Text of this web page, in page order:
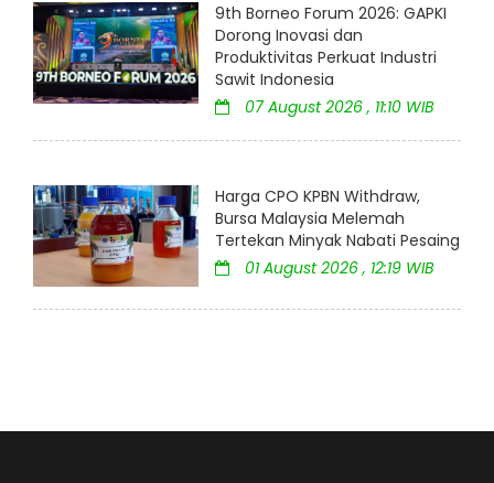
9th Borneo Forum 2026: GAPKI
Dorong Inovasi dan
Produktivitas Perkuat Industri
Sawit Indonesia
07 August 2026 , 11:10 WIB
Harga CPO KPBN Withdraw,
Bursa Malaysia Melemah
Tertekan Minyak Nabati Pesaing
01 August 2026 , 12:19 WIB